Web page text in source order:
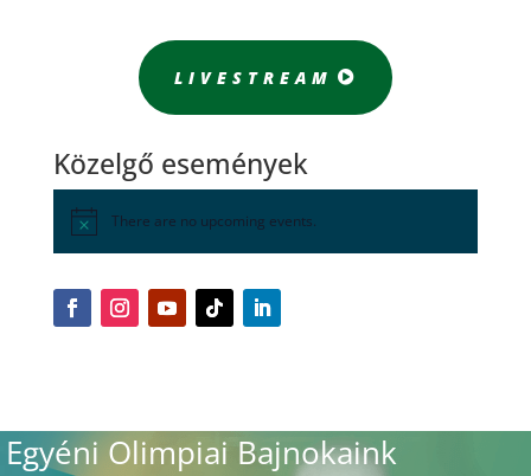
LIVESTREAM
Közelgő események
There are no upcoming events.
Egyéni Olimpiai Bajnokaink